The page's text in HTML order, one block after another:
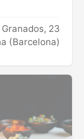
Granados, 23
(Barcelona)